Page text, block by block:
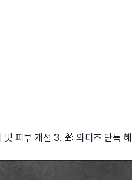
피부 개선 3. 🎁 와디즈 단독